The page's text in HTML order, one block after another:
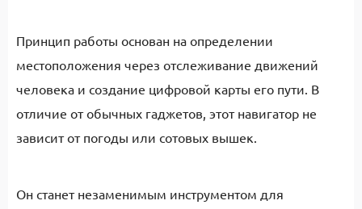
Принцип работы основан на определении
местоположения через отслеживание движений
человека и создание цифровой карты его пути. В
отличие от обычных гаджетов, этот навигатор не
зависит от погоды или сотовых вышек.
Он станет незаменимым инструментом для